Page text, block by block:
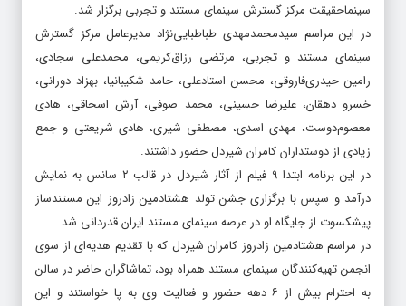
سینماحقیقت مرکز گسترش سینمای مستند و تجربی برگزار شد.
در این مراسم سیدمحمدمهدی طباطبایی‌نژاد مدیرعامل مرکز گسترش
سینمای مستند و تجربی، مرتضی رزاق‌کریمی، محمدعلی سجادی،
رامین حیدری‌فاروقی، محسن استادعلی، حامد شکیبانیا، بهزاد دورانی،
خسرو دهقان، علیرضا حسینی، محمد صوفی، آرش اسحاقی، هادی
معصوم‌دوست، مهدی اسدی، مصطفی شیری، هادی شریعتی و جمع
زیادی از دوستداران کامران شیردل حضور داشتند.
در این برنامه ابتدا ۹ فیلم از آثار شیردل در قالب ۲ سانس به نمایش
درآمد و سپس با برگزاری جشن تولد هشتادمین زادروز این مستندساز
پیشکسوت از جایگاه او در عرصه سینمای مستند ایران قدردانی شد.
در مراسم هشتادمین زادروز کامران شیردل که با تقدیم هدیه‌ای از سوی
انجمن تهیه‌کنندگان سینمای مستند همراه بود، تماشاگران حاضر در سالن
به احترام بیش از ۶ دهه حضور و فعالیت وی به پا خواستند و این